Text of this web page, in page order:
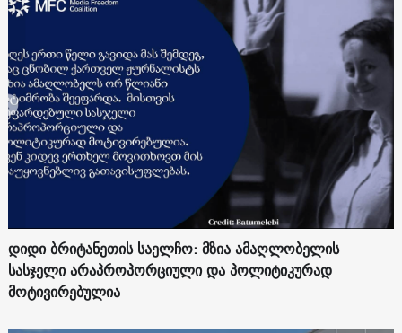
დიდი ბრიტანეთის საელჩო: მზია ამაღლობელის
სასჯელი არაპროპორციული და პოლიტიკურად
მოტივირებულია